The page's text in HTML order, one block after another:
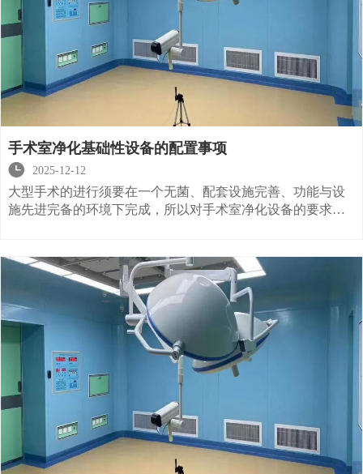
手术室净化基础性设备的配置事项

2025-12-12
大型手术的进行须要在一个无菌、配套设施完善、功能与设
施先进完备的环境下完成，所以对手术室净化设备的要求尤
备配合着来完成。那么你了解手术室净化基础的设备有哪些
吗，要怎么配置